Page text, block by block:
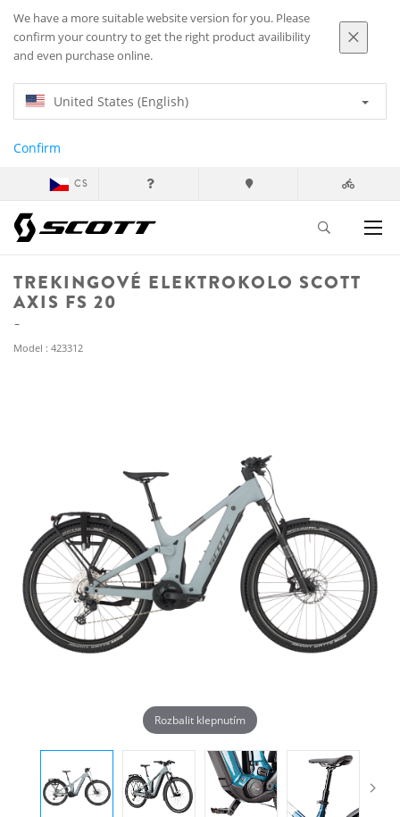
We have a more suitable website version for you. Please
confirm your country to get the right product availibility
and even purchase online.
United States (English)
Confirm
CS
TREKINGOVÉ ELEKTROKOLO SCOTT
AXIS FS 20
Model : 423312
Rozbalit klepnutím